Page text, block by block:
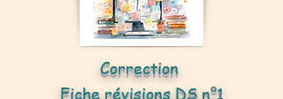
Correction
Fiche révisions DS n°1